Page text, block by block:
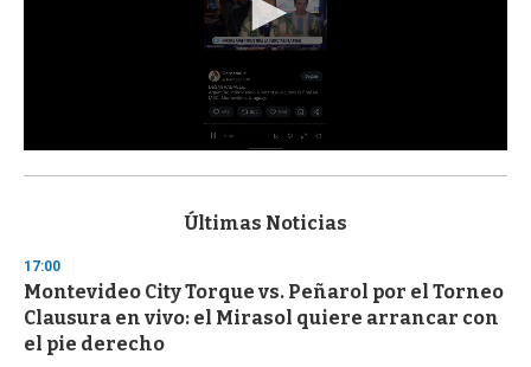
s
d
s
o
f
3
Últimas Noticias
17:00
Montevideo City Torque vs. Peñarol por el Torneo
Clausura en vivo: el Mirasol quiere arrancar con
el pie derecho